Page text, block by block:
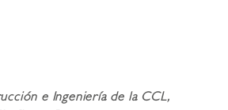
e Ingeniería de la CCL,